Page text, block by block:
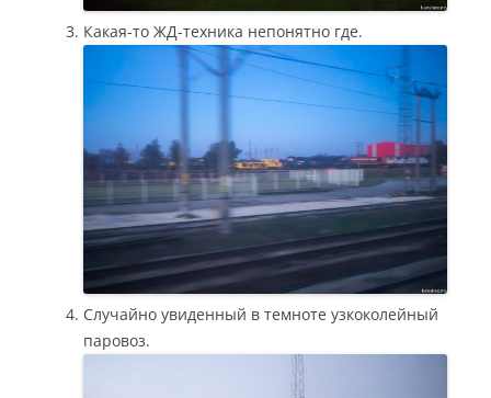
Какая-то ЖД-техника непонятно где.
Случайно увиденный в темноте узкоколейный
паровоз.